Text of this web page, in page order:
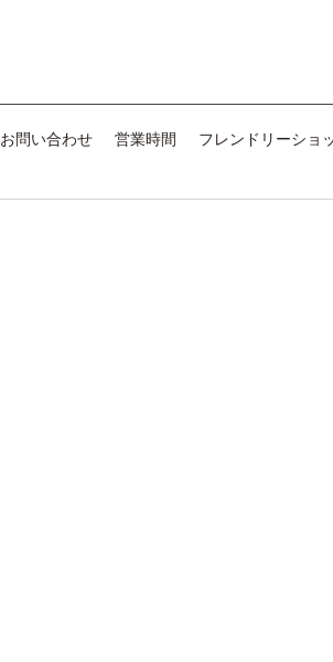
お問い合わせ 営業時間 フレンドリーショ